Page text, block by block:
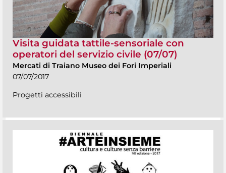
Visita guidata tattile-sensoriale con
operatori del servizio civile (07/07)
Mercati di Traiano Museo dei Fori Imperiali
07/07/2017
Progetti accessibili